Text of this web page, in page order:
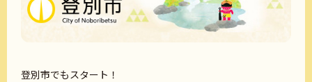
登別市でもスタート！